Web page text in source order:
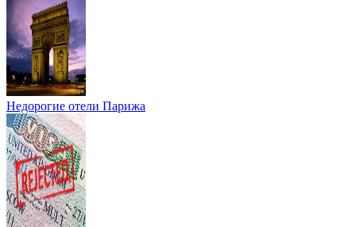
Недорогие отели Парижа